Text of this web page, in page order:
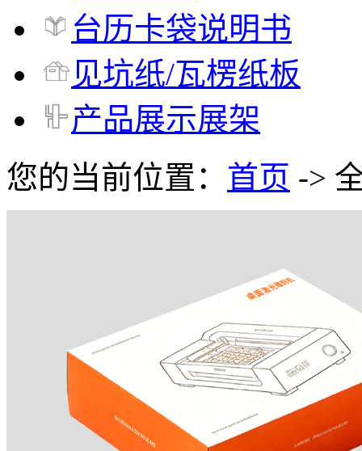
台历卡袋说明书
见坑纸/瓦楞纸板
产品展示展架
您的当前位置： 首页 ->